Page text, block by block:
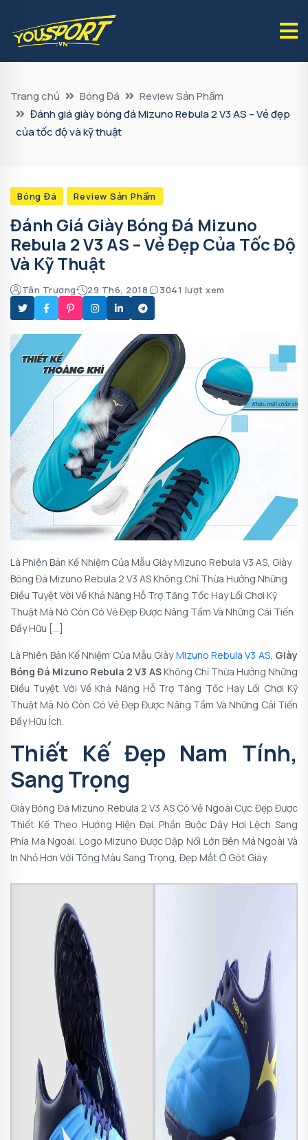
Trang chủ Bóng Đá
Review Sản Phẩm
Đánh giá giày bóng đá Mizuno Rebula 2 V3 AS – Vẻ đẹp
của tốc độ và kỹ thuật
Bóng Đá Review Sản Phẩm
Đánh Giá Giày Bóng Đá Mizuno
Rebula 2 V3 AS – Vẻ Đẹp Của Tốc Độ
Và Kỹ Thuật
Tân Trương 29 Th6, 2018 3041 lượt xem
Là Phiên Bản Kế Nhiệm Của Mẫu Giày Mizuno Rebula V3 AS, Giày
Bóng Đá Mizuno Rebula 2 V3 AS Không Chỉ Thừa Hưởng Những
Điều Tuyệt Vời Về Khả Năng Hỗ Trợ Tăng Tốc Hay Lối Chơi Kỹ
Thuật Mà Nó Còn Có Vẻ Đẹp Được Nâng Tầm Và Những Cải Tiến
Đầy Hữu […]
Là Phiên Bản Kế Nhiệm Của Mẫu GiàyMizuno Rebula V3 AS, Giày
Bóng Đá Mizuno Rebula 2 V3 ASKhông Chỉ Thừa Hưởng Những
Điều Tuyệt Vời Về Khả Năng Hỗ Trợ Tăng Tốc Hay Lối Chơi Kỹ
Thuật Mà Nó Còn Có Vẻ Đẹp Được Nâng Tầm Và Những Cải Tiến
Đầy Hữu Ích.
Thiết Kế Đẹp Nam Tính,
Sang Trọng
Giày Bóng ĐáMizuno Rebula 2 V3 ASCó Vẻ Ngoài Cực Đẹp Được
Thiết Kế Theo Hướng Hiện Đại. Phần Buộc Dây Hơi Lệch Sang
Phía Má Ngoài. Logo Mizuno Được Dập Nổi Lớn Bên Má Ngoài Và
In Nhỏ Hơn Với Tông Màu Sang Trọng, Đẹp Mắt Ở Gót Giày.